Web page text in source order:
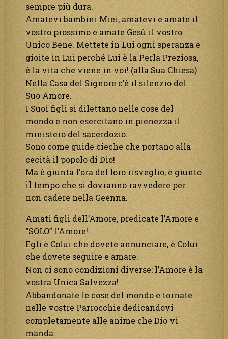
sempre più dura.
Amatevi bambini Miei, amatevi e amate il
vostro prossimo e amate Gesù il vostro
Unico Bene. Mettete in Lui ogni speranza e
gioite in Lui perché Lui è la Perla Preziosa,
è la vita che viene in voi! (alla Sua Chiesa)
Nella Casa del Signore c’è il silenzio del
Suo Amore.
I Suoi figli si dilettano nelle cose del
mondo e non esercitano in pienezza il
ministero del sacerdozio.
Sono come guide cieche che portano alla
cecità il popolo di Dio!
Ma è giunta l’ora del loro risveglio, è giunto
il tempo che si dovranno ravvedere per
non cadere nella Geenna.
Amati figli dell’Amore, predicate l’Amore e
“SOLO” l’Amore!
Egli è Colui che dovete annunciare, è Colui
che dovete seguire e amare.
Non ci sono condizioni diverse: l’Amore è la
vostra Unica Salvezza!
Abbandonate le cose del mondo e tornate
nelle vostre Parrocchie dedicandovi
completamente alle anime che Dio vi
manda.